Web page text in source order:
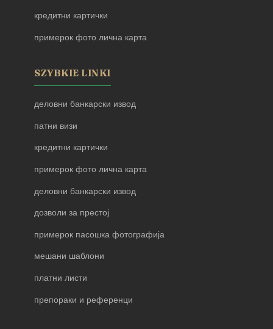
кредитни картички
примерок фото лична карта
SZYBKIE LINKI
деловни банкарски извод
патни визи
кредитни картички
примерок фото лична карта
деловни банкарски извод
дозволи за престој
примерок пасошка фотографија
мешани шаблони
платни листи
препораки и референци